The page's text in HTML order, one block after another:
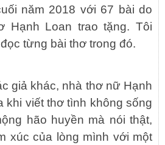
năm 2018 với 67 bài do
Hạnh Loan trao tặng. Tôi
từng bài thơ trong đó.
giả khác, nhà thơ nữ Hạnh
khi viết thơ tình không sống
hão huyền mà nói thật,
xúc của lòng mình với một